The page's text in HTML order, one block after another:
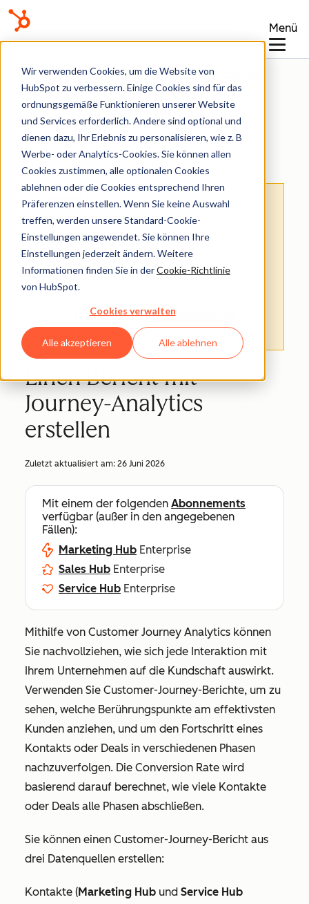
Wir verwenden Cookies, um die Website von
HubSpot zu verbessern. Einige Cookies sind für das
ordnungsgemäße Funktionieren unserer Website
und Services erforderlich. Andere sind optional und
dienen dazu, Ihr Erlebnis zu personalisieren, wie z. B
Werbe- oder Analytics-Cookies. Sie können allen
Cookies zustimmen, alle optionalen Cookies
ablehnen oder die Cookies entsprechend Ihren
Präferenzen einstellen. Wenn Sie keine Auswahl
treffen, werden unsere Standard-Cookie-
Einstellungen angewendet. Sie können Ihre
Einstellungen jederzeit ändern. Weitere
Informationen finden Sie in derCookie-Richtlinie
von HubSpot.
Cookies verwalten
Alle akzeptieren Alle ablehnen
Menü
Wissensdatenbank
Berichte
: Dieser Artikel wird aus Kulanz zur
Verfügung gestellt.Er wurde automatisch
mit einer Software übersetzt und unter
Umständen nicht korrekturgelesen. Die
englischsprachige Fassung gilt als offizielle
Version und Sie können dort die aktuellsten
Informationen finden.Hier können Sie
darauf zugreifen.
Einen Bericht mit
Journey-Analytics
erstellen
Zuletzt aktualisiert am: 26 Juni 2026
Mit einem der folgenden Abonnements
verfügbar (außer in den angegebenen
Fällen):
Marketing Hub Enterprise
Sales Hub Enterprise
Service Hub Enterprise
Mithilfe von Customer Journey Analytics können
Sie nachvollziehen, wie sich jede Interaktion mit
Ihrem Unternehmen auf die Kundschaft auswirkt.
Verwenden Sie Customer-Journey-Berichte, um zu
sehen, welche Berührungspunkte am effektivsten
Kunden anziehen, und um den Fortschritt eines
Kontakts oder Deals in verschiedenen Phasen
nachzuverfolgen. Die Conversion Rate wird
basierend darauf berechnet, wie viele Kontakte
oder Deals alle Phasen abschließen.
Sie können einen Customer-Journey-Bericht aus
drei Datenquellen erstellen:
Kontakte (Marketing Hub und Service Hub